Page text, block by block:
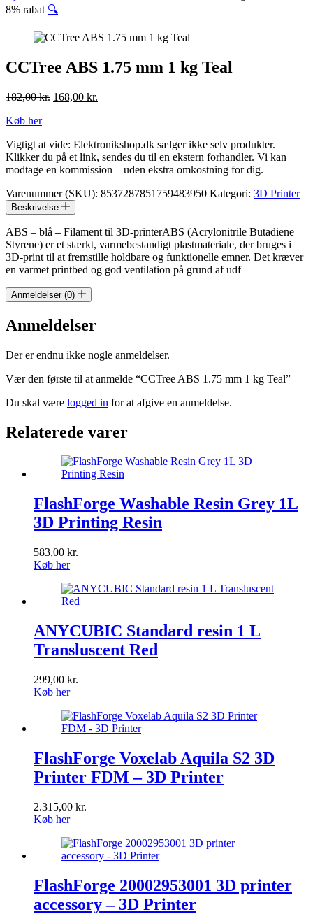
8% rabat 🔍
CCTree ABS 1.75 mm 1 kg Teal
182,00kr. Den
182,00 kr..
168,00 kr.
168,00 kr..
Køb her
Vigtigt at vide: Elektronikshop.dk sælger ikke selv produkter.
Klikker du på et link, sendes du til en ekstern forhandler. Vi kan
modtage en kommission – uden ekstra omkostning for dig.
Varenummer (SKU): 8537287851759483950 Kategori: 3D Printer
Beskrivelse
ABS – blå – Filament til 3D-printerABS (Acrylonitrile Butadiene
Styrene) er et stærkt, varmebestandigt plastmateriale, der bruges i
3D-print til at fremstille holdbare og funktionelle emner. Det kræver
en varmet printbed og god ventilation på grund af udf
Anmeldelser (0)
Anmeldelser
Der er endnu ikke nogle anmeldelser.
Vær den første til at anmelde “CCTree ABS 1.75 mm 1 kg Teal”
Du skal være logged in for at afgive en anmeldelse.
Relaterede varer
FlashForge Washable Resin Grey 1L
3D Printing Resin
583,00 kr.
Køb her
ANYCUBIC Standard resin 1 L
Transluscent Red
299,00 kr.
Køb her
FlashForge Voxelab Aquila S2 3D
Printer FDM – 3D Printer
2.315,00 kr.
Køb her
FlashForge 20002953001 3D printer
accessory – 3D Printer